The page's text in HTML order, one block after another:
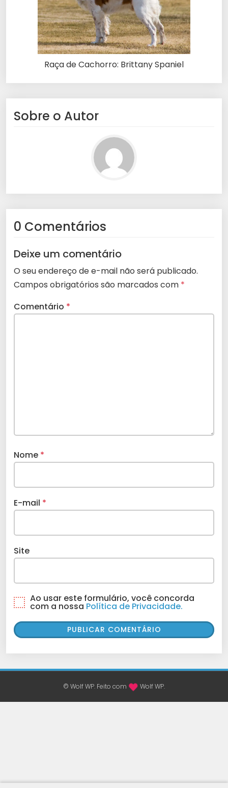
Raça de Cachorro: Brittany Spaniel
Sobre o Autor
0 Comentários
Deixe um comentário
O seu endereço de e-mail não será publicado.
Campos obrigatórios são marcados com *
Comentário *
Nome *
E-mail *
Site
Ao usar este formulário, você concorda
com a nossa Política de Privacidade.
© Wolf WP. Feito com Wolf WP.